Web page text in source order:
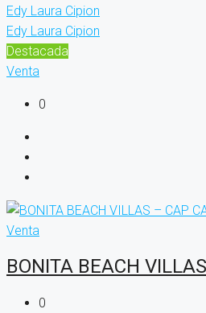
Edy Laura Cipion
Edy Laura Cipion
Destacada
Venta
0
Venta
BONITA BEACH
0